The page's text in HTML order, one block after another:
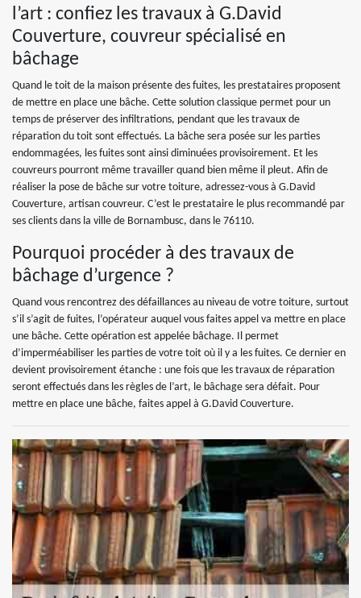
l’art : confiez les travaux à G.David
Couverture, couvreur spécialisé en
bâchage
Quand le toit de la maison présente des fuites, les prestataires proposent
de mettre en place une bâche. Cette solution classique permet pour un
temps de préserver des infiltrations, pendant que les travaux de
réparation du toit sont effectués. La bâche sera posée sur les parties
endommagées, les fuites sont ainsi diminuées provisoirement. Et les
couvreurs pourront même travailler quand bien même il pleut. Afin de
réaliser la pose de bâche sur votre toiture, adressez-vous à G.David
Couverture, artisan couvreur. C’est le prestataire le plus recommandé par
ses clients dans la ville de Bornambusc, dans le 76110.
Pourquoi procéder à des travaux de
bâchage d’urgence ?
Quand vous rencontrez des défaillances au niveau de votre toiture, surtout
s’il s’agit de fuites, l’opérateur auquel vous faites appel va mettre en place
une bâche. Cette opération est appelée bâchage. Il permet
d’imperméabiliser les parties de votre toit où il y a les fuites. Ce dernier en
devient provisoirement étanche : une fois que les travaux de réparation
seront effectués dans les règles de l’art, le bâchage sera défait. Pour
mettre en place une bâche, faites appel à G.David Couverture.